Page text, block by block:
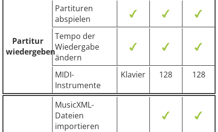
Partitur
wiedergeben
Partituren
abspielen
Tempo der
Wiedergabe
ändern
MIDI-
Instrumente
Klavier 128 128
MusicXML-
Dateien
importieren